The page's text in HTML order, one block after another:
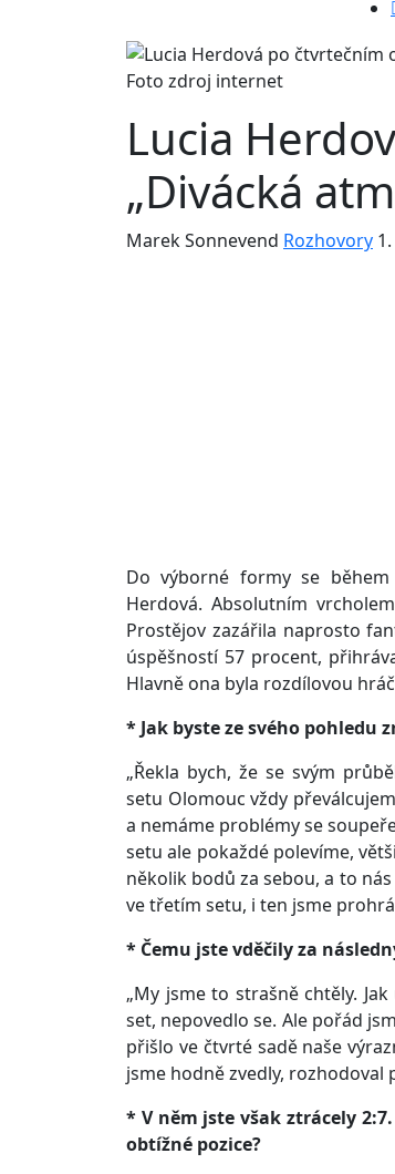
Foto zdroj internet
Lucia
„Divácká
Marek Sonnevend Rozhovory
Do výborné formy se během
Herdová. Absolutním
Prostějov zazářila naprosto
úspěšností 57 procent,
Hlavně ona byla rozdílovou
* Jak byste ze svého
„Řekla bych, že se svým
setu Olomouc vždy
a nemáme problémy se
setu ale pokaždé polevíme,
několik bodů za sebou, a to
ve třetím setu, i ten jsme
* Čemu jste vděčily za
„My jsme to strašně chtěly.
set, nepovedlo se. Ale pořád
přišlo ve čtvrté sadě naše
jsme hodně zvedly,
* V něm jste však ztrácely
obtížné pozice?